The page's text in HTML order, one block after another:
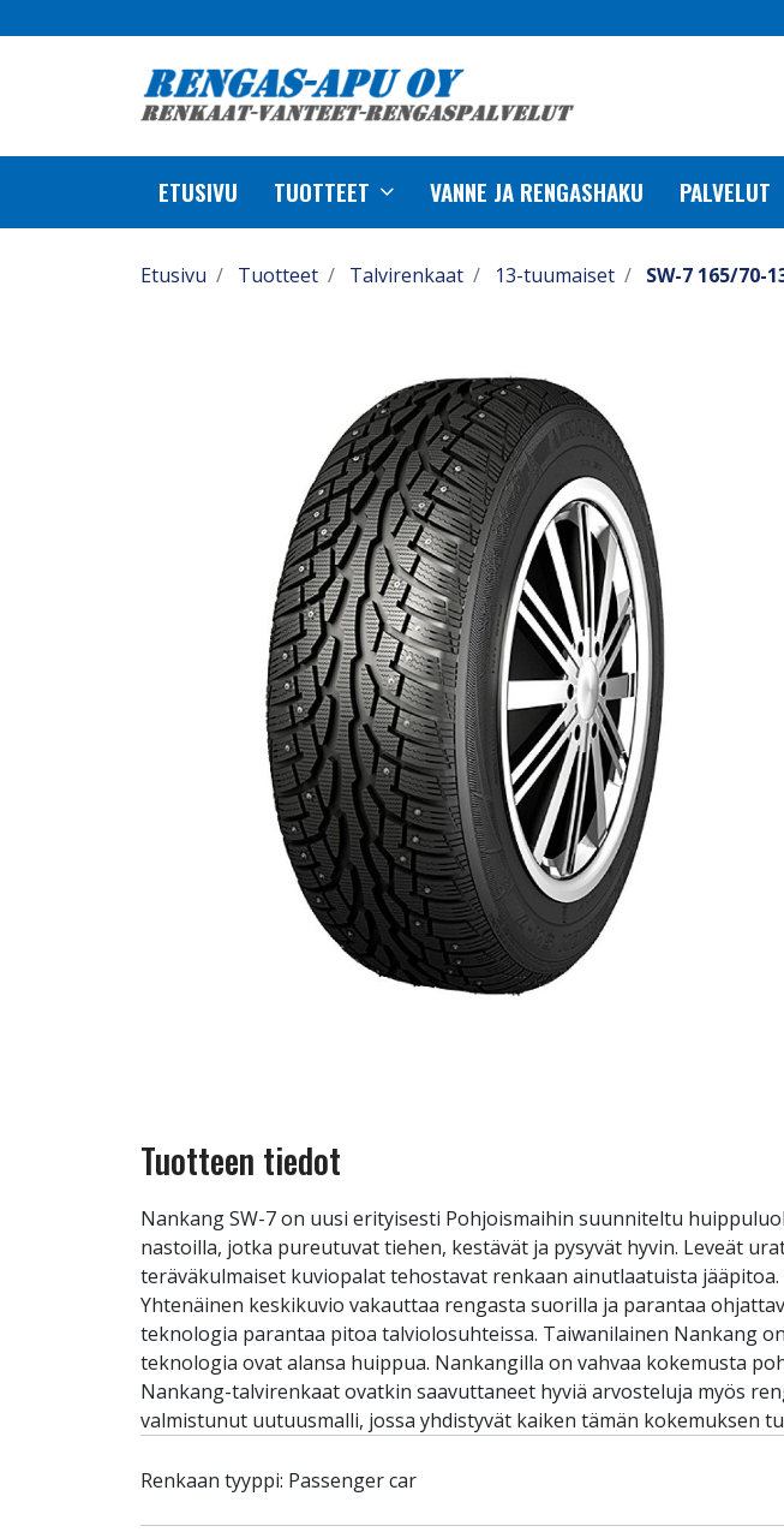
ETUSIVU TUOTTEET VANNE JA RENGASHAKU PALVELUT
Etusivu Tuotteet Talvirenkaat 13-tuumaiset SW-7 165/70-
Tuotteen tiedot
Nankang SW-7 on uusi erityisesti Pohjoismaihin suunniteltu
nastoilla, jotka pureutuvat tiehen, kestävät ja pysyvät hyvin. Leveät
teräväkulmaiset kuviopalat tehostavat renkaan ainutlaatuista
Yhtenäinen keskikuvio vakauttaa rengasta suorilla ja parantaa
teknologia parantaa pitoa talviolosuhteissa. Taiwanilainen Nankang
teknologia ovat alansa huippua. Nankangilla on vahvaa kokemusta
Nankang-talvirenkaat ovatkin saavuttaneet hyviä arvosteluja myös
valmistunut uutuusmalli, jossa yhdistyvät kaiken tämän kokemuksen
Renkaan tyyppi: Passenger car